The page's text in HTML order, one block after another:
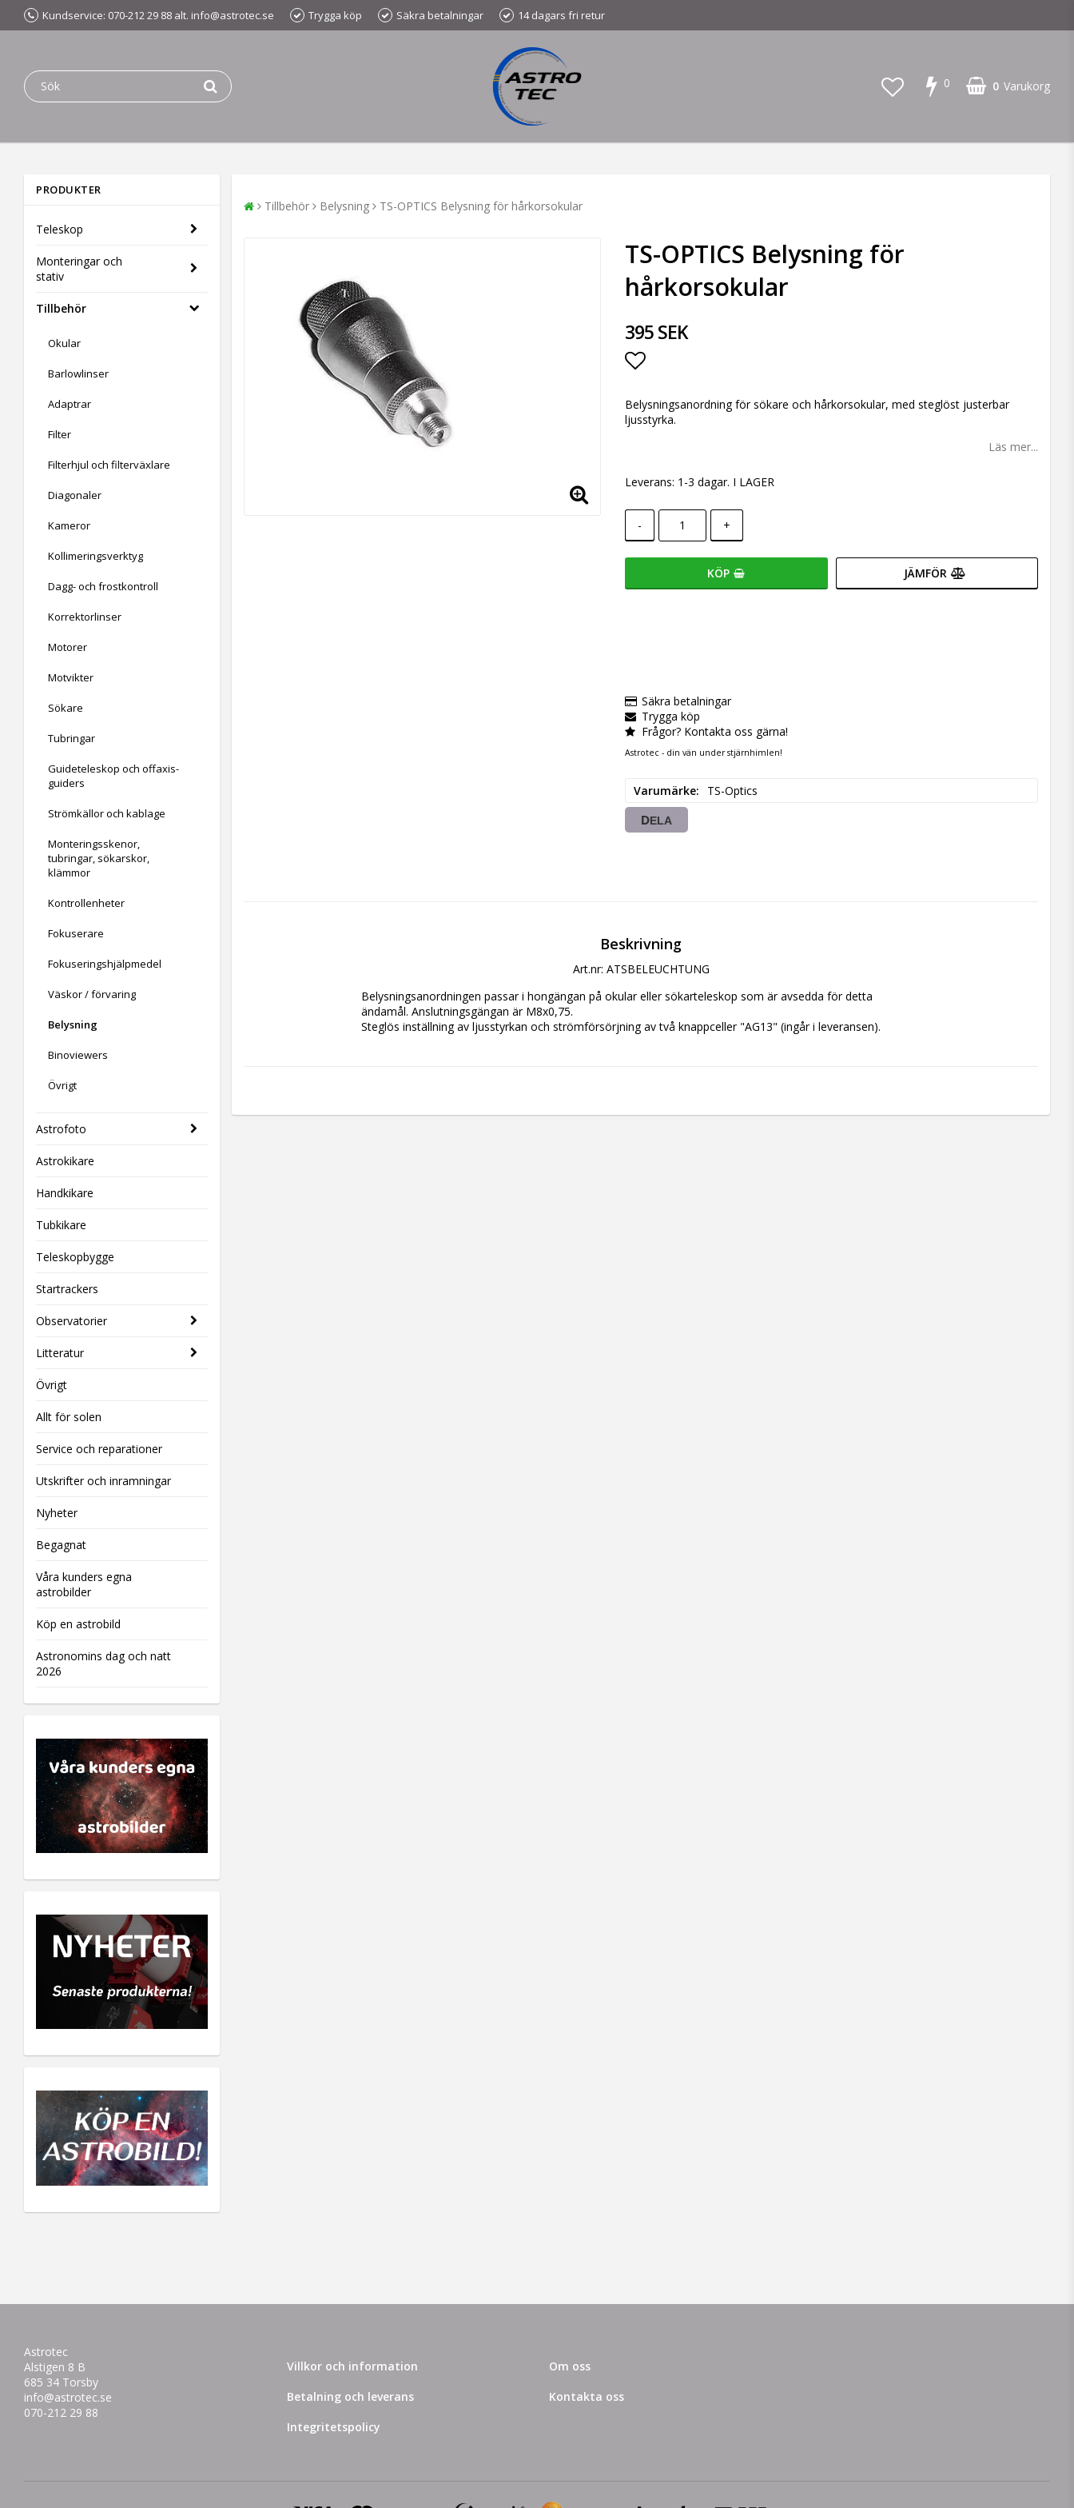
Kundservice: 070-212 29 88 alt. info@astrotec.se Trygga köp Säkra betalningar 14 dagars fri retur
0 0 Varukorg
PRODUKTER
Teleskop
Monteringar och
stativ
Tillbehör
Okular
Barlowlinser
Adaptrar
Filter
Filterhjul och filterväxlare
Diagonaler
Kameror
Kollimeringsverktyg
Dagg- och frostkontroll
Korrektorlinser
Motorer
Motvikter
Sökare
Tubringar
Guideteleskop och offaxis-
guiders
Strömkällor och kablage
Monteringsskenor,
tubringar, sökarskor,
klämmor
Kontrollenheter
Fokuserare
Fokuseringshjälpmedel
Väskor / förvaring
Belysning
Binoviewers
Övrigt
Astrofoto
Astrokikare
Handkikare
Tubkikare
Teleskopbygge
Startrackers
Observatorier
Litteratur
Övrigt
Allt för solen
Service och reparationer
Utskrifter och inramningar
Nyheter
Begagnat
Våra kunders egna
astrobilder
Köp en astrobild
Astronomins dag och natt
2026
Tillbehör Belysning TS-OPTICS Belysning för hårkorsokular
TS-OPTICS Belysning för
hårkorsokular
395 SEK
Lägg till i favoritlistan
Belysningsanordning för sökare och hårkorsokular, med steglöst justerbar
ljusstyrka.
Läs mer...
Leverans: 1-3 dagar. I LAGER
- +
KÖP JÄMFÖR
Säkra betalningar
Trygga köp
Frågor? Kontakta oss gärna!
Astrotec - din vän under stjärnhimlen!
Varumärke TS-Optics
DELA
Beskrivning
Art.nr: ATSBELEUCHTUNG
Belysningsanordningen passar i hongängan på okular eller sökarteleskop som är avsedda för detta
ändamål. Anslutningsgängan är M8x0,75.
Steglös inställning av ljusstyrkan och strömförsörjning av två knappceller "AG13" (ingår i leveransen).
Astrotec
Alstigen 8 B
685 34 Torsby
info@astrotec.se
070-212 29 88
Villkor och information
Betalning och leverans
Integritetspolicy
Om oss
Kontakta oss